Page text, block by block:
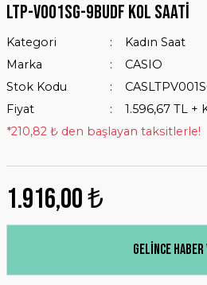
Ltp-v001sg-9budf Kol Saati
Kategori
Kadın Saat
Marka
CASIO
Stok Kodu
Fiyat
1.596,67 TL +
*210,82 ₺ den başlayan taksitlerle!
1.916,00 ₺
Gelince Haber